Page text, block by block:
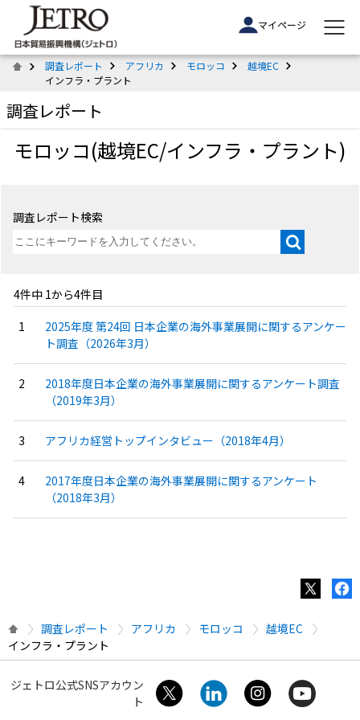
マイページ
調査レポート アフリカ モロッコ
越境EC
インフラ・プラント
調査レポート
モロッコ(越境EC/インフラ・プラント)
調査レポート検索
4件中 1から4件目
2025年度 第24回 日本企業の海外事業展開に関するアンケー
ト調査（2026年3月）
2018年度日本企業の海外事業展開に関するアンケート調査
（2019年3月）
アフリカ経営トップインタビュー（2018年4月）
2017年度日本企業の海外事業展開に関するアンケート
（2018年3月）
調査レポート アフリカ モロッコ
越境EC
インフラ・プラント
ジェトロ公式SNSアカウン
ト